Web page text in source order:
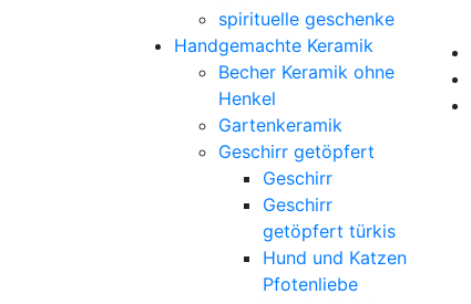
spirituelle geschenke
Handgemachte Keramik
Becher Keramik ohne
Henkel
Gartenkeramik
Geschirr getöpfert
Geschirr
Geschirr
getöpfert türkis
Hund und Katzen
Pfotenliebe